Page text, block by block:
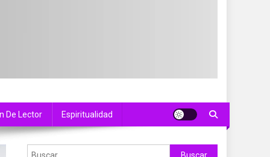
De Lector Espiritualidad
Buscar: